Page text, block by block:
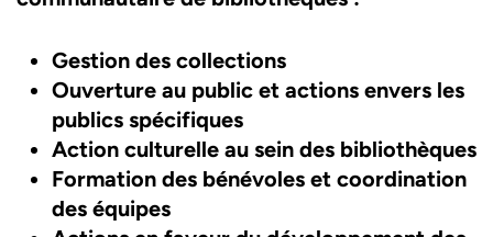
Gestion des collections
Ouverture au public et actions envers les
publics spécifiques
Action culturelle au sein des bibliothèques
Formation des bénévoles et coordination
des équipes